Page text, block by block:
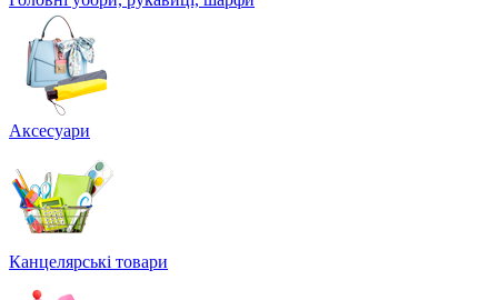
Аксесуари
Канцелярські товари